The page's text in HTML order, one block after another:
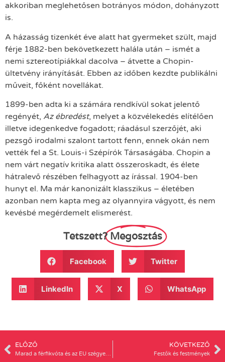
akkoriban meglehetősen botrányos módon, dohányzott
is.
A házasság tizenkét éve alatt hat gyermeket szült, majd
férje 1882-ben bekövetkezett halála után – ismét a
nemi sztereotípiákkal dacolva – átvette a Chopin-
ültetvény irányítását. Ebben az időben kezdte publikálni
műveit, főként novellákat.
1899-ben adta ki a számára rendkívül sokat jelentő
regényét, Az ébredést, melyet a közvélekedés elítélően
illetve idegenkedve fogadott; ráadásul szerzőjét, aki
pezsgő irodalmi szalont tartott fenn, ennek okán nem
vették fel a St. Louis-i Szépírók Társaságába. Chopin a
nem várt negatív kritika alatt összeroskadt, és élete
hátralevő részében felhagyott az írással. 1904-ben
hunyt el. Ma már kanonizált klasszikus – életében
azonban nem kapta meg az olyannyira vágyott, és nem
kevésbé megérdemelt elismerést.
Tetszett? Megosztás
Facebook Twitter
LinkedIn X WhatsApp
ELŐZŐ
Marad a férfikvóta és az EU szégyenpadja
KÖVETKEZŐ
Festők és festmények